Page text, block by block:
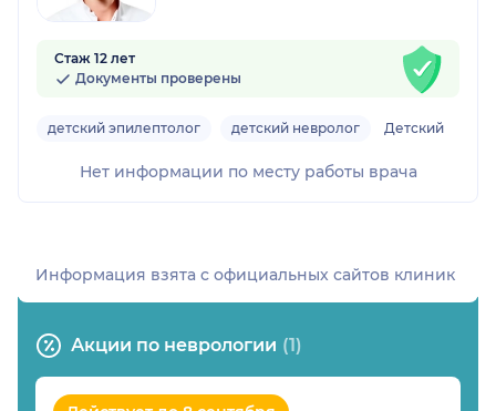
Стаж 12 лет
Документы проверены
детский эпилептолог детский невролог Детский
Нет информации по месту работы врача
Акции по неврологии (1)
Информация взята c официальных сайтов клиник